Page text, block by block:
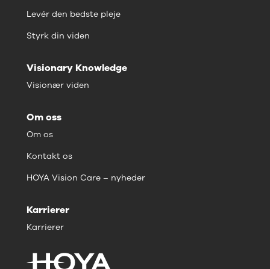
Levér den bedste pleje
Styrk din viden
Visionary Knowledge
Visionær viden
Om oss
Om os
Kontakt os
HOYA Vision Care – nyheder
Karrierer
Karrierer